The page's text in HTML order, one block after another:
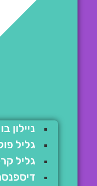
ניילון
גליל
גליל
דיספנסר